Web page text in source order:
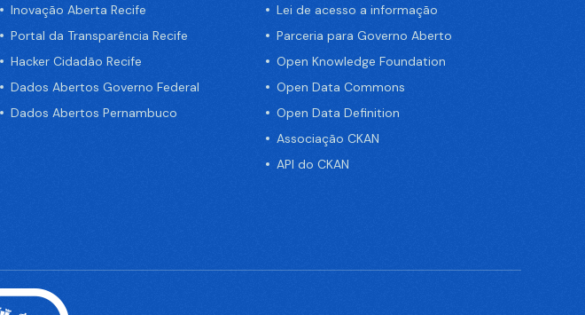
Inovação Aberta Recife
Portal da Transparência Recife
Hacker Cidadão Recife
Dados Abertos Governo Federal
Dados Abertos Pernambuco
Lei de acesso a informação
Parceria para Governo Aberto
Open Knowledge Foundation
Open Data Commons
Open Data Definition
Associação CKAN
API do CKAN